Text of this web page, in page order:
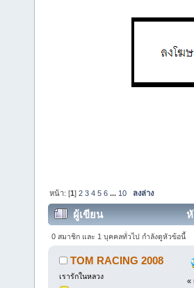
หน้า: [1]2 3 4 5 6 ... 10 ลงล่าง
ผู้เขียน
(อ่าน 99441 ครั้ง)
0 สมาชิก และ 1 บุคคลทั่วไป กำลังดูหัวข้อนี้
TOM RACING 2008
เรารักในหลวง
«